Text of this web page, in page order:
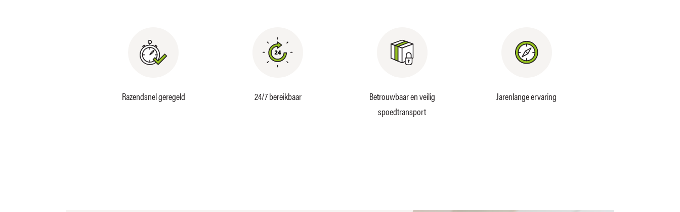
Razendsnel geregeld 24/7 bereikbaar
Betrouwbaar en veilig
spoedtransport
Jarenlange ervaring